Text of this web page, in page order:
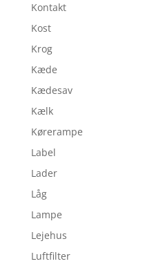
Kontakt
Kost
Krog
Kæde
Kædesav
Kælk
Kørerampe
Label
Lader
Låg
Lampe
Lejehus
Luftfilter